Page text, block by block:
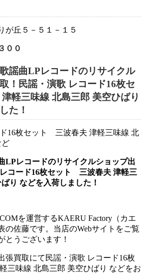
が丘５－５１－１５
００
謡曲LPレコードのリサイクル
！民謡・演歌 レコード16枚セ
軽三味線 北島三郎 美空ひばり
た！
LPレコードのリサイクルショップ出
コード16枚セット 三波春夫 津軽三
り などを入荷しました！
を運営するKAERU Factory（カエ
の佐藤です。当店のWebサイトをご覧
とうございます！
張買取にて民謡・演歌 レコード16枚
三味線 北島三郎 美空ひばり などをお